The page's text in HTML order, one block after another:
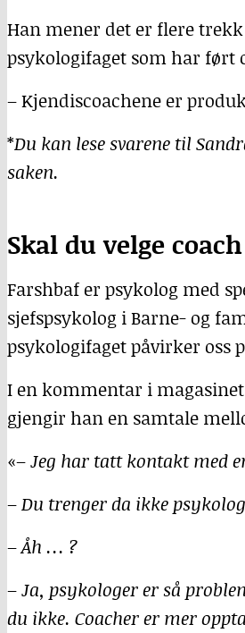
Han mener det er flere
psykologifaget som har ført
– Kjendiscoachene er
*Du kan lese svarene til
saken.
Skal du velge
Farshbaf er psykolog med
sjefspsykolog i Barne- og
psykologifaget påvirker oss
I en kommentar i
gjengir han en samtale
«–Jeg har tatt kontakt med
–Du trenger da ikke
–Åh … ?
–Ja, psykologer er så
du ikke. Coacher er mer